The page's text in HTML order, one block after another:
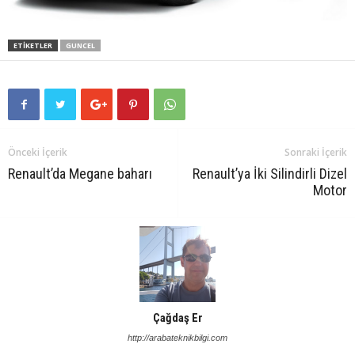
ETIKETLER GUNCEL
Önceki İçerik
Renault’da Megane baharı
Sonraki İçerik
Renault’ya İki Silindirli Dizel
Motor
Çağdaş Er
http://arabateknikbilgi.com